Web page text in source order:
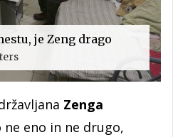
je Zeng drago
Zenga
ne eno in ne drugo,